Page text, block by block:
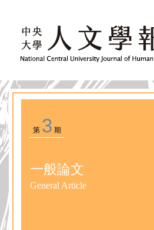
第 3期
一般論文
General Article